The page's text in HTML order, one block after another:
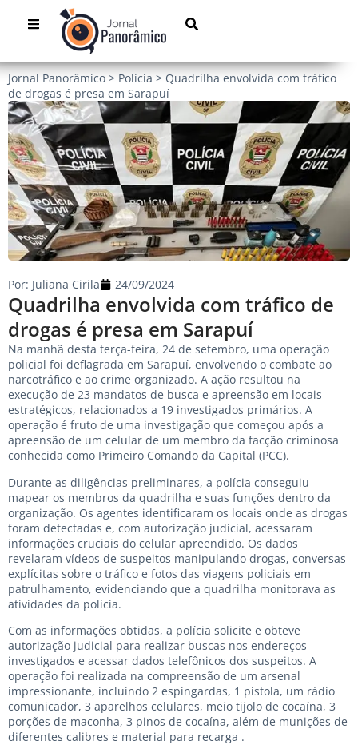
Jornal Panorâmico > Polícia > Quadrilha envolvida com tráfico
de drogas é presa em Sarapuí
Quadrilha envolvida com tráfico de
drogas é presa em Sarapuí
Por: Juliana Cirila 24/09/2024
Na manhã desta terça-feira, 24 de setembro, uma operação
policial foi deflagrada em Sarapuí, envolvendo o combate ao
narcotráfico e ao crime organizado. A ação resultou na
execução de 23 mandatos de busca e apreensão em locais
estratégicos, relacionados a 19 investigados primários. A
operação é fruto de uma investigação que começou após a
apreensão de um celular de um membro da facção criminosa
conhecida como Primeiro Comando da Capital (PCC).
Durante as diligências preliminares, a polícia conseguiu
mapear os membros da quadrilha e suas funções dentro da
organização. Os agentes identificaram os locais onde as drogas
foram detectadas e, com autorização judicial, acessaram
informações cruciais do celular apreendido. Os dados
revelaram vídeos de suspeitos manipulando drogas, conversas
explícitas sobre o tráfico e fotos das viagens policiais em
patrulhamento, evidenciando que a quadrilha monitorava as
atividades da polícia.
Com as informações obtidas, a polícia solicite e obteve
autorização judicial para realizar buscas nos endereços
investigados e acessar dados telefônicos dos suspeitos. A
operação foi realizada na compreensão de um arsenal
impressionante, incluindo 2 espingardas, 1 pistola, um rádio
comunicador, 3 aparelhos celulares, meio tijolo de cocaína, 3
porções de maconha, 3 pinos de cocaína, além de munições de
diferentes calibres e material para recarga .